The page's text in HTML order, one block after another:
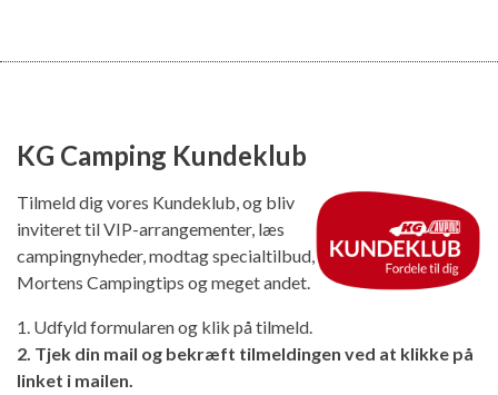
KG Camping Kundeklub
Tilmeld dig vores Kundeklub, og bliv
inviteret til VIP-arrangementer, læs
campingnyheder, modtag specialtilbud,
Mortens Campingtips og meget andet.
1. Udfyld formularen og klik på tilmeld.
2. Tjek din mail og bekræft tilmeldingen ved at klikke på
linket i mailen.